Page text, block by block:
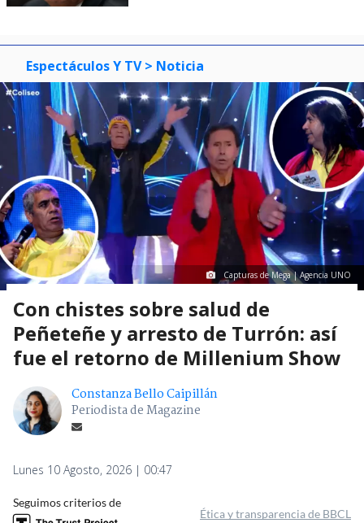
Espectáculos Y TV > Noticia
Capturas de Mega | Agencia UNO
Con chistes sobre salud de
Peñeteñe y arresto de Turrón: así
fue el retorno de Millenium Show
Constanza Bello Caipillán
Periodista de Magazine
Lunes 10 Agosto, 2026 | 00:47
Seguimos criterios de
Ética y transparencia de BBCL